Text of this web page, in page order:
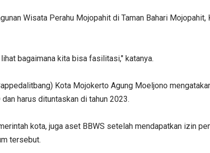
Wisata Perahu Mojopahit di Taman Bahari
bagaimana kita bisa fasilitasi," katanya.
Kota Mojokerto Agung Moeljono
harus dituntaskan di tahun 2023.
kota, juga aset BBWS setelah mendapatkan izin
tersebut.